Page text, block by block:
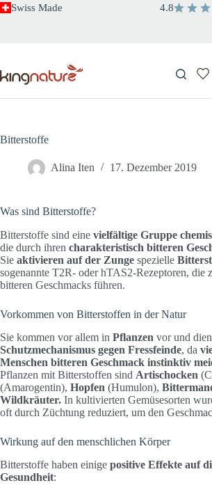
ZumSwiss Made 4.8
Bitterstoffe
Alina Iten 17. Dezember 2019
Was sind Bitterstoffe?
Bitterstoffe sind eine vielfältige Gruppe
die durch ihren charakteristisch bitteren
Sie aktivieren auf der Zunge spezielle
sogenannte T2R- oder hTAS2-Rezeptoren, die
bitteren Geschmacks führen.
Vorkommen von Bitterstoffen in der Natur
Sie kommen vor allem in Pflanzen vor und
Schutzmechanismus gegen Fressfeinde, da
Menschen bitteren Geschmack instinktiv
Pflanzen mit Bitterstoffen sind Artischocken
(Amarogentin), Hopfen (Humulon),
Wildkräuter. In kultivierten Gemüsesorten
oft durch Züchtung reduziert, um den
Wirkung auf den menschlichen Körper
Bitterstoffe haben einige positive Effekte auf
Gesundheit: